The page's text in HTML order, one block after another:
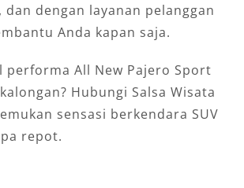
dengan layanan pelanggan
Anda kapan saja.
performa All New Pajero Sport
Hubungi Salsa Wisata
sensasi berkendara SUV
repot.